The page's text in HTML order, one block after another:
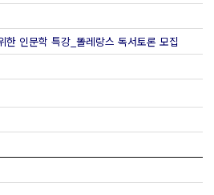
한 인문학 특강_똘레랑스 독서토론 모집